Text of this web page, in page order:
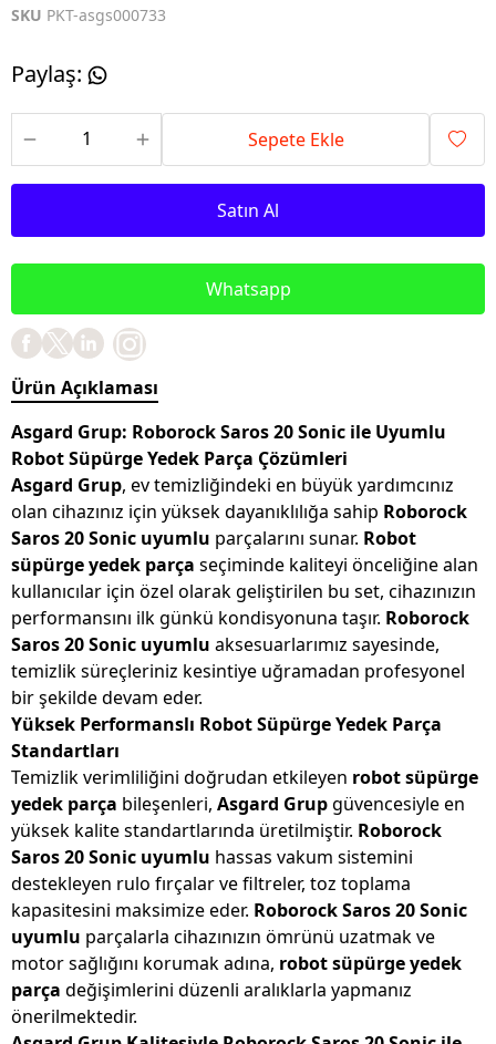
SKU PKT-asgs000733
Paylaş:
Sepete Ekle
Satın Al
Whatsapp
Ürün Açıklaması
Asgard Grup: Roborock Saros 20 Sonic ile Uyumlu
Robot Süpürge Yedek Parça Çözümleri
Asgard Grup, ev temizliğindeki en büyük yardımcınız
olan cihazınız için yüksek dayanıklılığa sahip Roborock
Saros 20 Sonic uyumlu parçalarını sunar. Robot
süpürge yedek parça seçiminde kaliteyi önceliğine alan
kullanıcılar için özel olarak geliştirilen bu set, cihazınızın
performansını ilk günkü kondisyonuna taşır. Roborock
Saros 20 Sonic uyumlu aksesuarlarımız sayesinde,
temizlik süreçleriniz kesintiye uğramadan profesyonel
bir şekilde devam eder.
Yüksek Performanslı Robot Süpürge Yedek Parça
Standartları
Temizlik verimliliğini doğrudan etkileyen robot süpürge
yedek parça bileşenleri, Asgard Grupgüvencesiyle en
yüksek kalite standartlarında üretilmiştir. Roborock
Saros 20 Sonic uyumlu hassas vakum sistemini
destekleyen rulo fırçalar ve filtreler, toz toplama
kapasitesini maksimize eder. Roborock Saros 20 Sonic
uyumlu parçalarla cihazınızın ömrünü uzatmak ve
motor sağlığını korumak adına, robot süpürge yedek
parça değişimlerini düzenli aralıklarla yapmanız
önerilmektedir.